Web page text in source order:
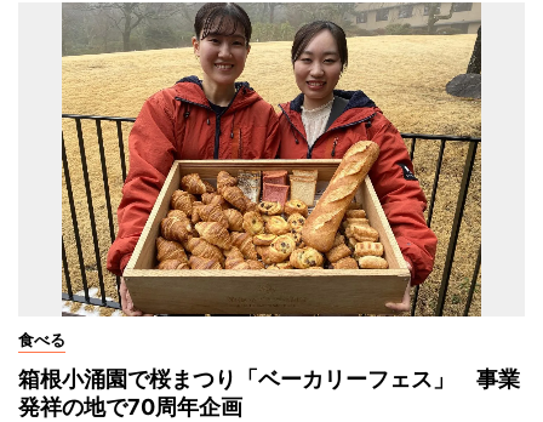
食べる
箱根小涌園で桜まつり「ベーカリーフェス」 事業
発祥の地で70周年企画